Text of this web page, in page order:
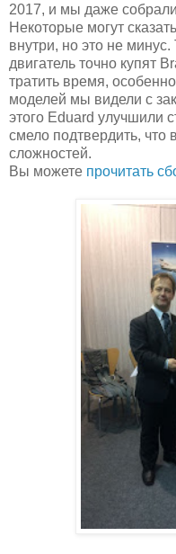
2017, и мы даже
Некоторые могут
внутри, но это не
двигатель точно купят
тратить время,
моделей мы видели с
этого Eduard улучшили
смело подтвердить, что
сложностей.
Вы можете прочитать